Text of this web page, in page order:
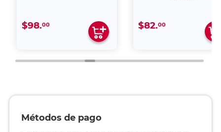
$98.00 $82.00
Métodos de pago